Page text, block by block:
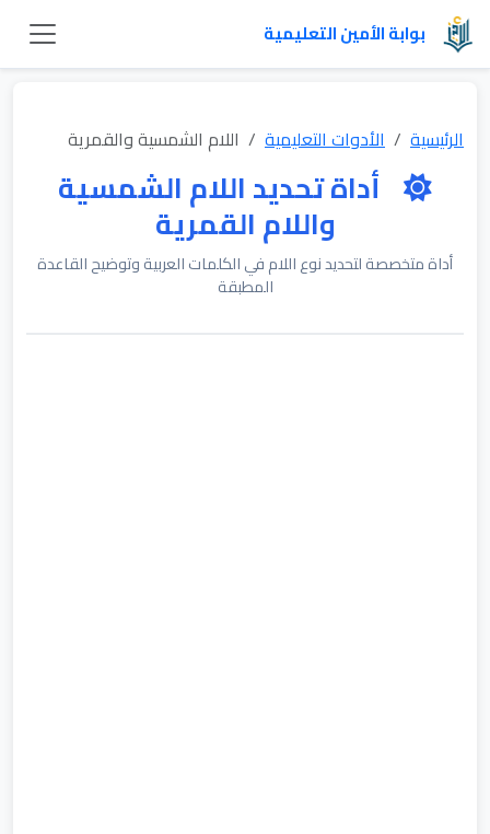
بوابة الأمين التعليمية
الرئيسية الأدوات التعليمية اللام الشمسية والقمرية
أداة تحديد اللام الشمسية
واللام القمرية
أداة متخصصة لتحديد نوع اللام في الكلمات العربية وتوضيح القاعدة
المطبقة